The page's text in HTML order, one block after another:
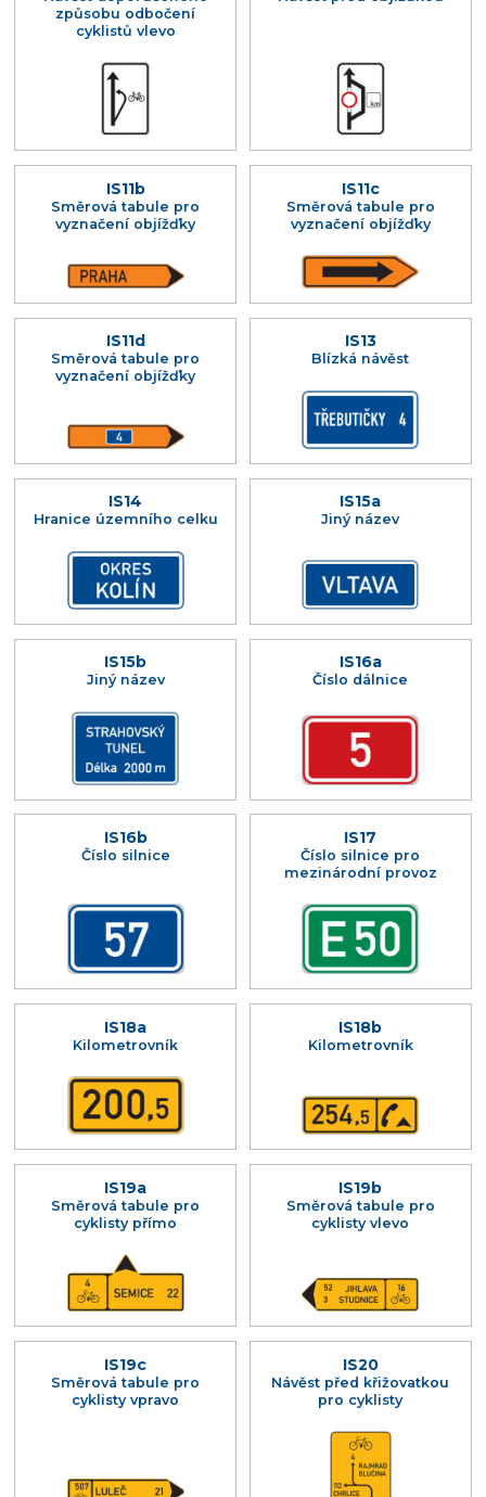
způsobu odbočení
cyklistů vlevo
IS11b
Směrová tabule pro
vyznačení objížďky
IS11c
Směrová tabule pro
vyznačení objížďky
IS11d
Směrová tabule pro
vyznačení objížďky
IS13
Blízká návěst
IS14
Hranice územního celku
IS15a
Jiný název
IS15b
Jiný název
IS16a
Číslo dálnice
IS16b
Číslo silnice
IS17
Číslo silnice pro
mezinárodní provoz
IS18a
Kilometrovník
IS18b
Kilometrovník
IS19a
Směrová tabule pro
cyklisty přímo
IS19b
Směrová tabule pro
cyklisty vlevo
IS19c
Směrová tabule pro
cyklisty vpravo
IS20
Návěst před křižovatkou
pro cyklisty